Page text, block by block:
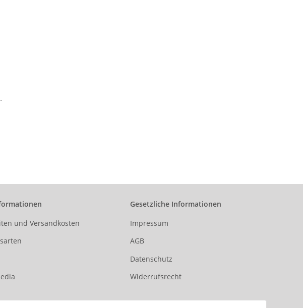
und Versandkosten
Gesetzliche Informationen
Impressum
AGB
Datenschutz
Widerrufsrecht